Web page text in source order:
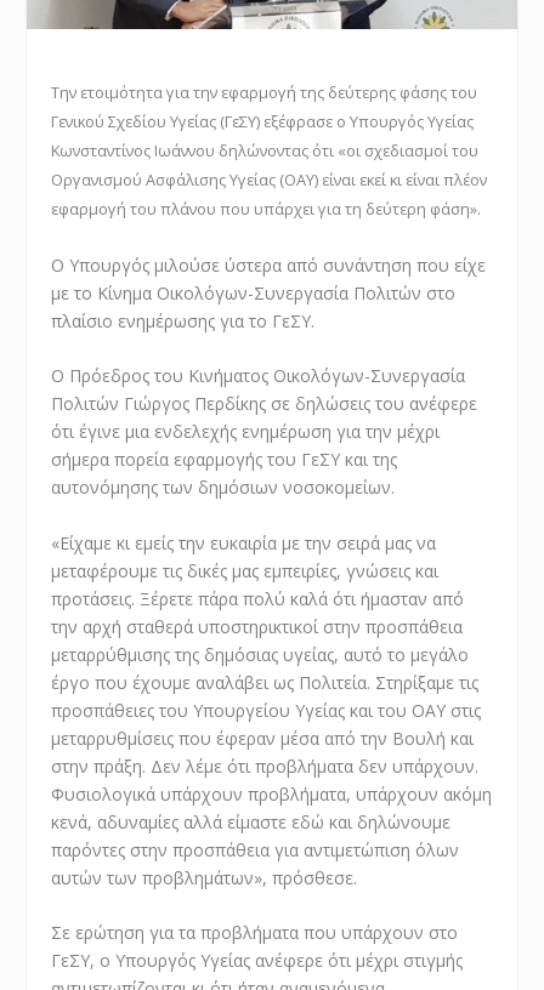
Την ετοιμότητα για την εφαρμογή της δεύτερης φάσης του
Γενικού Σχεδίου Υγείας (ΓεΣΥ) εξέφρασε ο Υπουργός Υγείας
Κωνσταντίνος Ιωάννου δηλώνοντας ότι «οι σχεδιασμοί του
Οργανισμού Ασφάλισης Υγείας (ΟΑΥ) είναι εκεί κι είναι πλέον
εφαρμογή του πλάνου που υπάρχει για τη δεύτερη φάση».
Ο Υπουργός μιλούσε ύστερα από συνάντηση που είχε
με το Κίνημα Οικολόγων-Συνεργασία Πολιτών στο
πλαίσιο ενημέρωσης για το ΓεΣΥ.
Ο Πρόεδρος του Κινήματος Οικολόγων-Συνεργασία
Πολιτών Γιώργος Περδίκης σε δηλώσεις του ανέφερε
ότι έγινε μια ενδελεχής ενημέρωση για την μέχρι
σήμερα πορεία εφαρμογής του ΓεΣΥ και της
αυτονόμησης των δημόσιων νοσοκομείων.
«Είχαμε κι εμείς την ευκαιρία με την σειρά μας να
μεταφέρουμε τις δικές μας εμπειρίες, γνώσεις και
προτάσεις. Ξέρετε πάρα πολύ καλά ότι ήμασταν από
την αρχή σταθερά υποστηρικτικοί στην προσπάθεια
μεταρρύθμισης της δημόσιας υγείας, αυτό το μεγάλο
έργο που έχουμε αναλάβει ως Πολιτεία. Στηρίξαμε τις
προσπάθειες του Υπουργείου Υγείας και του ΟΑΥ στις
μεταρρυθμίσεις που έφεραν μέσα από την Βουλή και
στην πράξη. Δεν λέμε ότι προβλήματα δεν υπάρχουν.
Φυσιολογικά υπάρχουν προβλήματα, υπάρχουν ακόμη
κενά, αδυναμίες αλλά είμαστε εδώ και δηλώνουμε
παρόντες στην προσπάθεια για αντιμετώπιση όλων
αυτών των προβλημάτων», πρόσθεσε.
Σε ερώτηση για τα προβλήματα που υπάρχουν στο
ΓεΣΥ, ο Υπουργός Υγείας ανέφερε ότι μέχρι στιγμής